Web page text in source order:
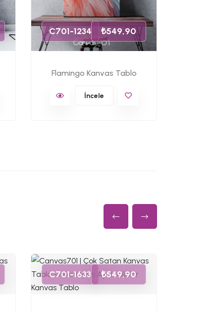
C701-1234 ₺549,90
Flamingo Kanvas Tablo
İncele
C701-1633 ₺549,90